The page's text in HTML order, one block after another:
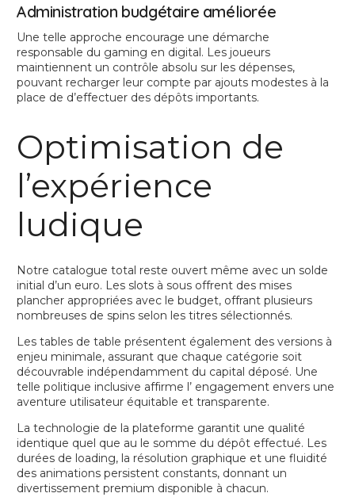
Administration budgétaire améliorée
Une telle approche encourage une démarche
responsable du gaming en digital. Les joueurs
maintiennent un contrôle absolu sur les dépenses,
pouvant recharger leur compte par ajouts modestes à la
place de d’effectuer des dépôts importants.
Optimisation de
l’expérience
ludique
Notre catalogue total reste ouvert même avec un solde
initial d’un euro. Les slots à sous offrent des mises
plancher appropriées avec le budget, offrant plusieurs
nombreuses de spins selon les titres sélectionnés.
Les tables de table présentent également des versions à
enjeu minimale, assurant que chaque catégorie soit
découvrable indépendamment du capital déposé. Une
telle politique inclusive affirme l’ engagement envers une
aventure utilisateur équitable et transparente.
La technologie de la plateforme garantit une qualité
identique quel que au le somme du dépôt effectué. Les
durées de loading, la résolution graphique et une fluidité
des animations persistent constants, donnant un
divertissement premium disponible à chacun.